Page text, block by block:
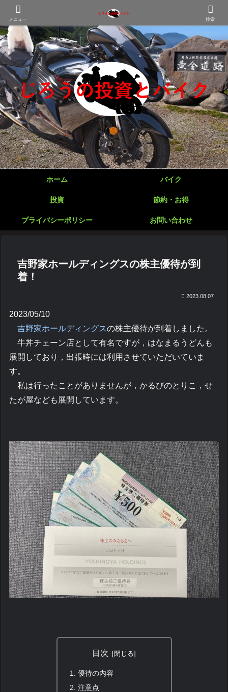
ホーム バイク
投資 節約・お得
プライバシーポリシー お問い合わせ
吉野家ホールディングスの株主優待が到
着！
2023.08.07
2023/05/10
吉野家ホールディングスの株主優待が到着しました。
牛丼チェーン店として有名ですが，はなまるうどんも
展開しており，出張時には利用させていただいていま
す。
私は行ったことがありませんが，かるびのとりこ，せ
たが屋なども展開しています。
目次
優待の内容
注意点
メニュー 検索